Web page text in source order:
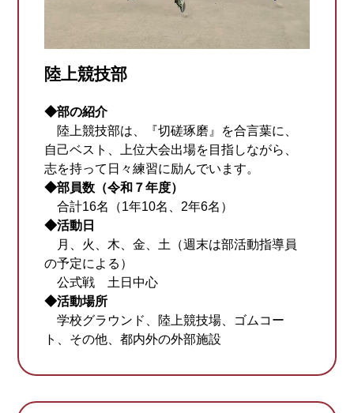
陸上競技部
◆部の紹介
陸上競技部は、『切磋琢磨』を合言葉に、
自己ベスト、上位大会出場を目指しながら、
志を持って日々練習に励んでいます。
◆部員数（令和７年度）
合計16名（1年10名、2年6名）
◆活動日
月、火、木、金、土（週末は部活動指導員
の予定による）
公式戦 土日中心
◆活動場所
学校グラウンド、陸上競技場、ゴムコー
ト、その他、都内外の外部施設